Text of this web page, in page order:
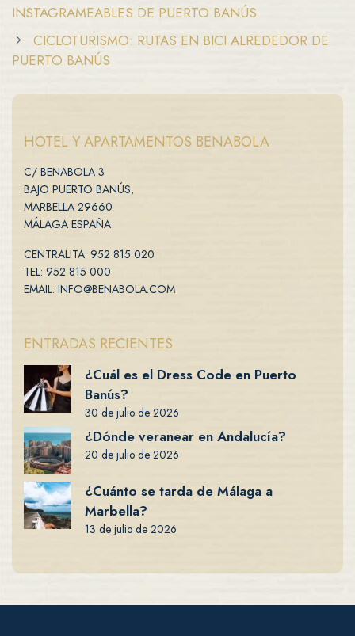
INSTAGRAMEABLES DE PUERTO BANÚS
CICLOTURISMO: RUTAS EN BICI ALREDEDOR DE
PUERTO BANÚS
HOTEL Y APARTAMENTOS BENABOLA
C/ BENABOLA 3
BAJO PUERTO BANÚS,
MARBELLA 29660
MÁLAGA ESPAÑA
CENTRALITA: 952 815 020
TEL: 952 815 000
EMAIL: INFO@BENABOLA.COM
ENTRADAS RECIENTES
¿Cuál es el Dress Code en Puerto
Banús?
30 de julio de 2026
¿Dónde veranear en Andalucía?
20 de julio de 2026
¿Cuánto se tarda de Málaga a
Marbella?
13 de julio de 2026